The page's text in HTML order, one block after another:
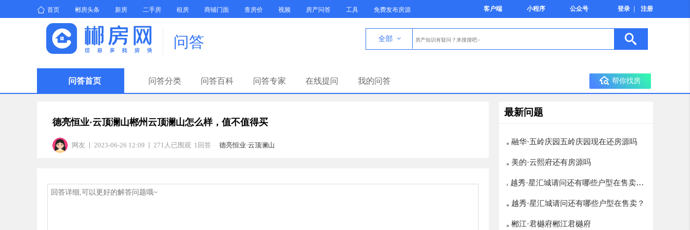
首页 郴房头条 新房 二手房 租房 商铺门面 查房价 视频 房产问答 工具 免费发布房源 客户端 小程序 公众号 登录 注册
问答 全部 
问答首页 问答分类 问答百科 问答专家 在线提问 我的问答 帮你找房
德亮恒业·云顶澜山郴州云顶澜山怎么样，值不值得买
网友 2023-06-26 12:09 271人已围观 1回答 德亮恒业·云顶澜山
最新问题
融华·五岭庆园五岭庆园现在还房源吗
美的·云熙府还有房源吗
越秀·星汇城请问还有哪些户型在售卖？
楼层选择有哪些，12层以上的有哪些
越秀·星汇城请问还有哪些户型在售卖？
郴江·君樾府郴江君樾府